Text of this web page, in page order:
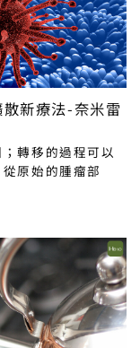
新療法-奈米雷
轉移的過程可以
原始的腫瘤部